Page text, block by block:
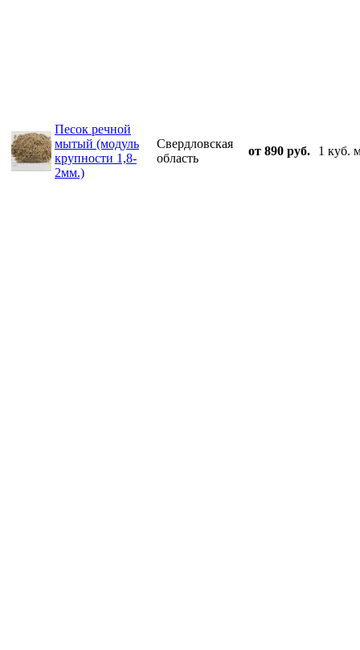
Песок речной
мытый (модуль
крупности 1,8-
2мм.)
Свердловская
область
от 890 руб. 1 куб.